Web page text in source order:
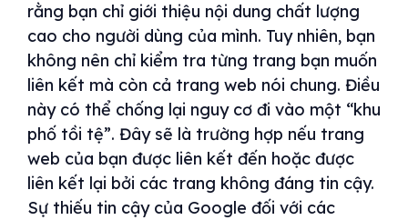
rằng bạn chỉ giới thiệu nội dung chất lượng
cao cho người dùng của mình. Tuy nhiên, bạn
không nên chỉ kiểm tra từng trang bạn muốn
liên kết mà còn cả trang web nói chung. Điều
này có thể chống lại nguy cơ đi vào một “khu
phố tồi tệ”. Đây sẽ là trường hợp nếu trang
web của bạn được liên kết đến hoặc được
liên kết lại bởi các trang không đáng tin cậy.
Sự thiếu tin cậy của Google đối với các